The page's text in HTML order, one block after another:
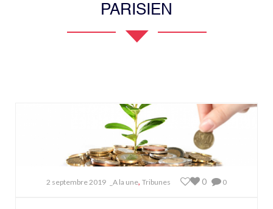
PARISIEN
2 septembre 2019 _A la une, Tribunes 0
0